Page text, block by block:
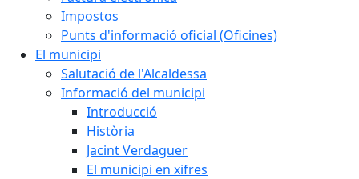
Impostos
Punts d'informació oficial (Oficines)
El municipi
Salutació de l'Alcaldessa
Informació del municipi
Introducció
Història
Jacint Verdaguer
El municipi en xifres